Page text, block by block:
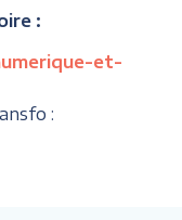
:
et-
: